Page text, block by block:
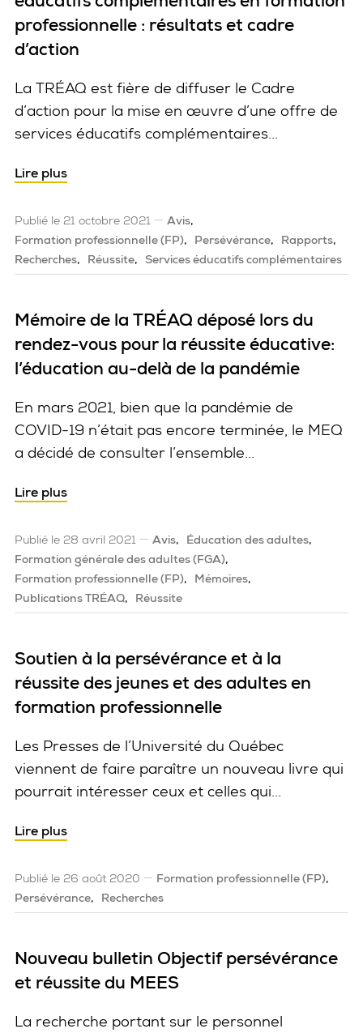
professionnelle : résultats et cadre
d’action
La TRÉAQ est fière de diffuser le Cadre
d’action pour la mise en œuvre d’une offre de
services éducatifs complémentaires...
Lire plus
Publié le 21 octobre 2021
Avis
Formation professionnelle (FP)
Persévérance
Rapports
Recherches
Réussite Services éducatifs complémentaires
Mémoire de la TRÉAQ déposé lors du
rendez-vous pour la réussite éducative:
l’éducation au-delà de la pandémie
En mars 2021, bien que la pandémie de
COVID-19 n’était pas encore terminée, le MEQ
a décidé de consulter l’ensemble...
Lire plus
Publié le 28 avril 2021 Avis
Éducation des adultes
Formation générale des adultes (FGA)
Formation professionnelle (FP)
Mémoires
Publications TRÉAQ
Réussite
Soutien à la persévérance et à la
réussite des jeunes et des adultes en
formation professionnelle
Les Presses de l’Université du Québec
viennent de faire paraître un nouveau livre qui
pourrait intéresser ceux et celles qui...
Lire plus
Publié le 26 août 2020
Formation professionnelle (FP)
Persévérance
Recherches
Nouveau bulletin Objectif persévérance
et réussite du MEES
La recherche portant sur le personnel